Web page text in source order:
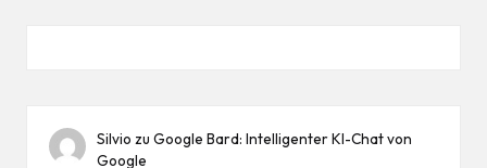
Silvio zuGoogle Bard: Intelligenter KI-Chat von
Google